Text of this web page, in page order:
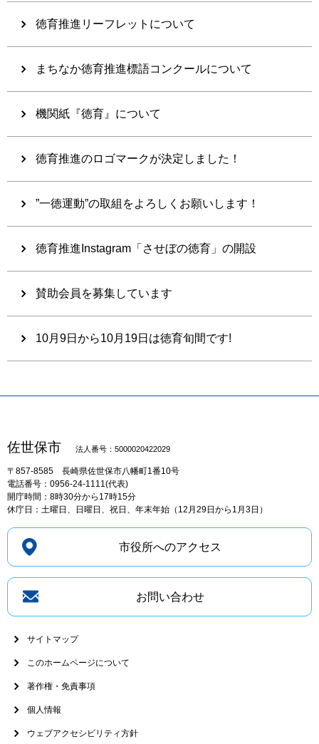
徳育推進リーフレットについて
まちなか徳育推進標語コンクールについて
機関紙『徳育』について
徳育推進のロゴマークが決定しました！
”一徳運動”の取組をよろしくお願いします！
徳育推進Instagram「させぼの徳育」の開設
賛助会員を募集しています
10月9日から10月19日は徳育旬間です!
佐世保市 法人番号：5000020422029
〒857-8585 長崎県佐世保市八幡町1番10号
電話番号：0956-24-1111(代表)
開庁時間：8時30分から17時15分
休庁日：土曜日、日曜日、祝日、年末年始（12月29日から1月3日）
市役所へのアクセス
お問い合わせ
サイトマップ
このホームページについて
著作権・免責事項
個人情報
ウェブアクセシビリティ方針